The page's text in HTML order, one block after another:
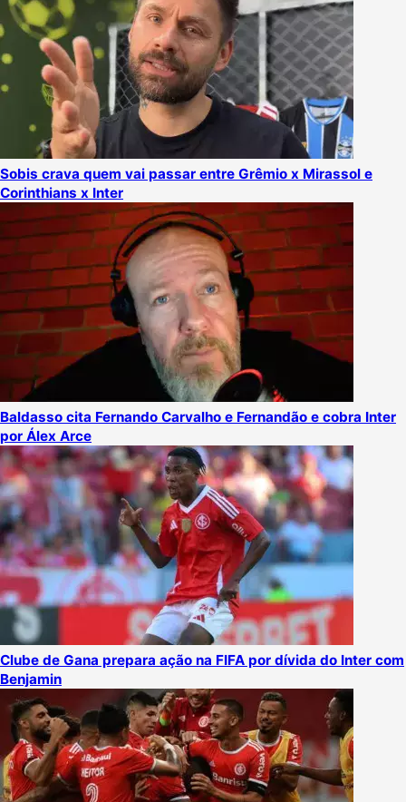
Sobis crava quem vai passar entre Grêmio x Mirassol e
Corinthians x Inter
Baldasso cita Fernando Carvalho e Fernandão e cobra Inter
por Álex Arce
Clube de Gana prepara ação na FIFA por dívida do Inter com
Benjamin